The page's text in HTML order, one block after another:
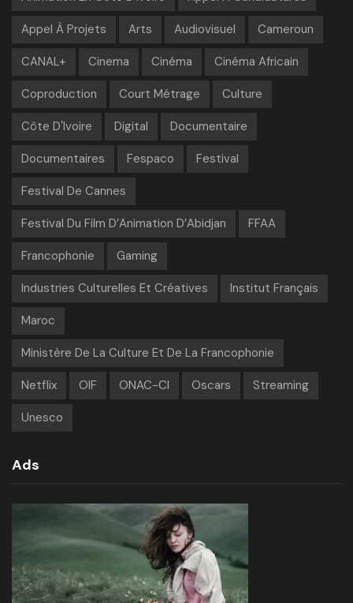
Appel À Projets Arts Audiovisuel Cameroun
CANAL+ Cinema Cinéma Cinéma Africain
Coproduction Court Métrage Culture
Côte D'Ivoire Digital Documentaire
Documentaires Fespaco Festival
Festival De Cannes
Festival Du Film D’Animation D’Abidjan FFAA
Francophonie Gaming
Industries Culturelles Et Créatives Institut Français
Maroc
Ministère De La Culture Et De La Francophonie
Netflix OIF ONAC-CI Oscars Streaming
Unesco
Ads